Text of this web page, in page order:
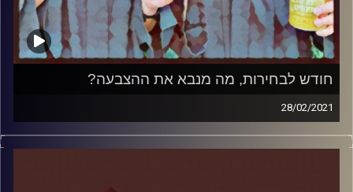
חודש לבחירות, מה מנבא את ההצבעה?
28/02/2021
החמוצים – בפעם הרביעית